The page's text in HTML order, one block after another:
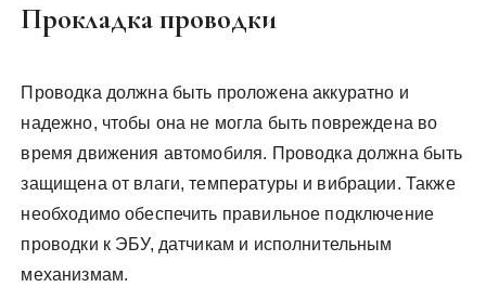
Прокладка проводки
Проводка должна быть проложена аккуратно и
надежно, чтобы она не могла быть повреждена во
время движения автомобиля. Проводка должна быть
защищена от влаги, температуры и вибрации. Также
необходимо обеспечить правильное подключение
проводки к ЭБУ, датчикам и исполнительным
механизмам.